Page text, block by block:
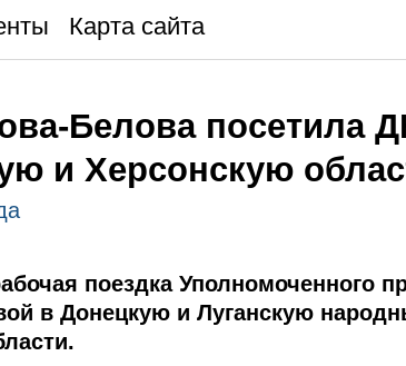
Карта сайта
Белова посетила
и Херсонскую
поездка Уполномоченного
в Донецкую и Луганскую